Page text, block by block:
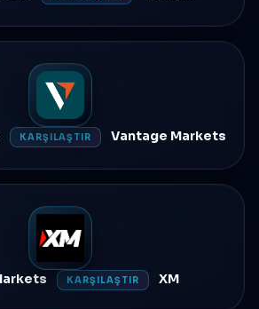
KARŞILAŞTIR Vantage Markets
KARŞILAŞTIR XM